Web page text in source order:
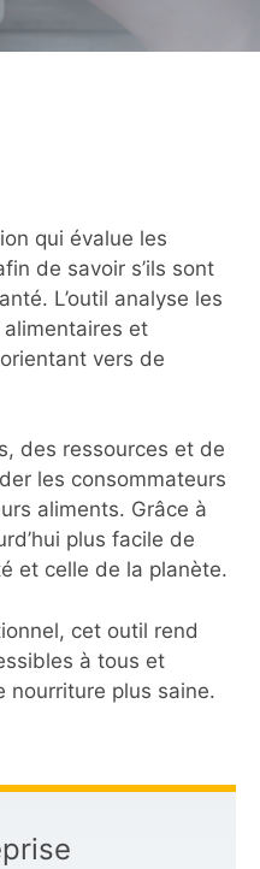
qui évalue les
de savoir s’ils sont
L’outil analyse les
et
vers de
des ressources et de
les consommateurs
aliments. ⁠Grâce à
plus facile de
et celle de la planète.
cet outil rend
à tous et
nourriture plus saine.